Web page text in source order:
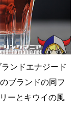
ンドエナジード
ブランドの同フ
ーとキウイの風